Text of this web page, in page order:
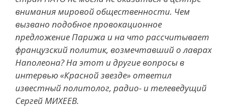
внимания мировой общественности. Чем
вызвано подобное провокационное
предложение Парижа и на что рассчитывает
французский политик, возмечтавший о лаврах
Наполеона? На этот и другие вопросы в
интервью «Красной звезде» ответил
известный политолог, радио- и телеведущий
Сергей МИХЕЕВ.